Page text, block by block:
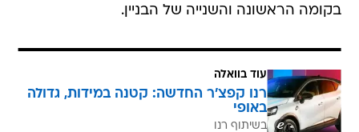
בקומה הראשונה והשנייה של הבניין.
עוד בוואלה
רנו קפצ'ר החדשה: קטנה במידות, גדולה
באופי
בשיתוף רנו